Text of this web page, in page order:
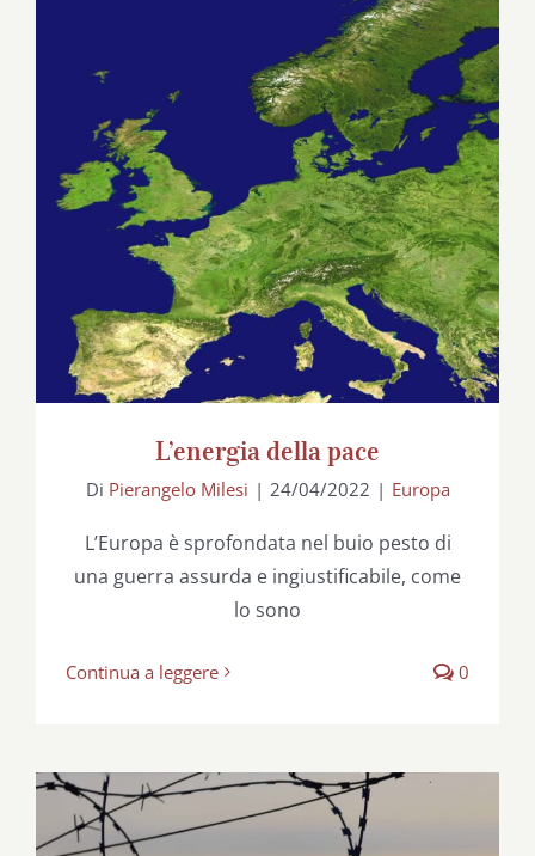
L’energia della pace
L’energia della pace
Di Pierangelo Milesi | 24/04/2022 | Europa
L’Europa è sprofondata nel buio pesto di
una guerra assurda e ingiustificabile, come
lo sono
Continua a leggere 0